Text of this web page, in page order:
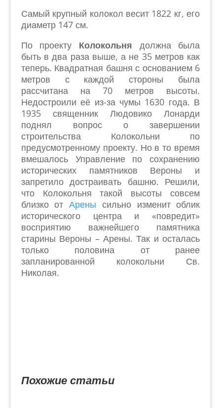
Самый крупный колокол весит 1822 кг, его
диаметр 147 см.
По проекту Колокольня должна была
быть в два раза выше, а не 35 метров как
теперь. Квадратная башня с основанием 6
метров с каждой стороны была
рассчитана на 70 метров высоты.
Недостроили её из-за чумы 1630 года. В
1935 священник Людовико Лонарди
поднял вопрос о завершении
строительства Колокольни по
предусмотренному проекту. Но в то время
вмешалось Управление по сохранению
исторических памятников Вероны и
запретило достраивать башню. Решили,
что Колокольня такой высоты совсем
близко отАрены сильно изменит облик
исторического центра и «повредит»
восприятию важнейшего памятника
старины Вероны – Арены. Так и осталась
только половина от ранее
запланированной колокольни Св.
Николая.
Похожие статьи